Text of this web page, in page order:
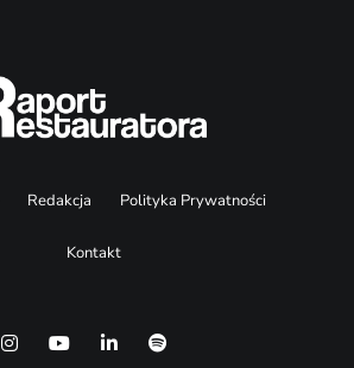
Redakcja Polityka Prywatności
Kontakt